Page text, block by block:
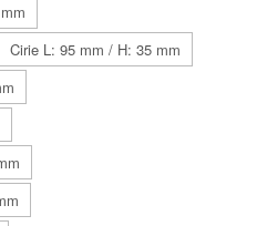
Cirie L: 95 mm / H: 35 mm